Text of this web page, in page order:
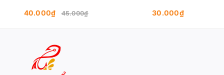
40.000₫ 45.000₫ 30.000₫